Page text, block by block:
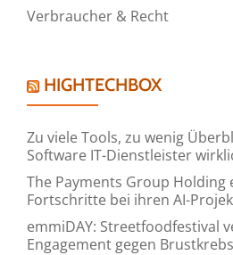
Verbraucher & Recht
HIGHTECHBOX
Zu viele Tools, zu wenig
Software IT-Dienstleister
The Payments Group Holding
Fortschritte bei ihren AI-
emmiDAY: Streetfoodfestival
Engagement gegen Brustkrebs